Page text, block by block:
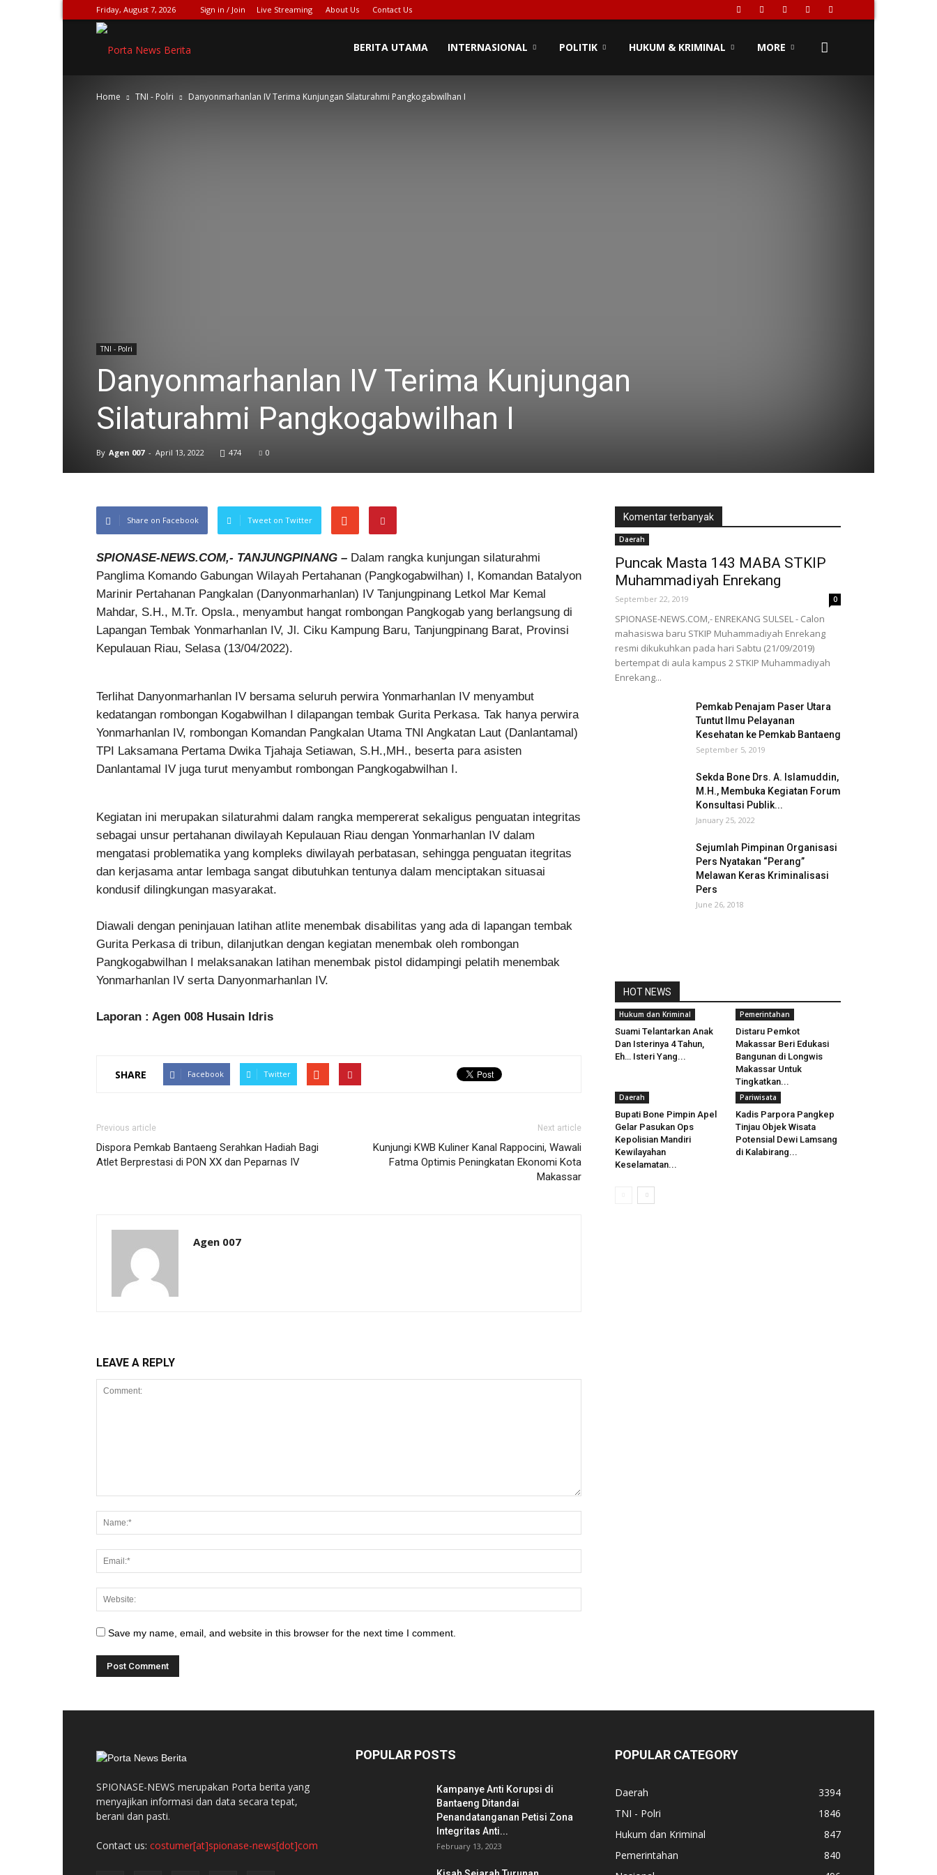
Friday, August 7, 2026 Sign in / Join Live Streaming About Us Contact Us
NEWS[DOT]COM
BERITA UTAMA INTERNASIONAL POLITIK HUKUM & KRIMINAL MORE
Home TNI - Polri Danyonmarhanlan IV Terima Kunjungan Silaturahmi Pangkogabwilhan I
TNI - Polri
Danyonmarhanlan IV Terima Kunjungan
Silaturahmi Pangkogabwilhan I
By Agen 007 - April 13, 2022 474 0
Share on Facebook Tweet on Twitter
SPIONASE-NEWS.COM,- TANJUNGPINANG – Dalam rangka kunjungan silaturahmi
Panglima Komando Gabungan Wilayah Pertahanan (Pangkogabwilhan) I, Komandan Batalyon
Marinir Pertahanan Pangkalan (Danyonmarhanlan) IV Tanjungpinang Letkol Mar Kemal
Mahdar, S.H., M.Tr. Opsla., menyambut hangat rombongan Pangkogab yang berlangsung di
Lapangan Tembak Yonmarhanlan IV, Jl. Ciku Kampung Baru, Tanjungpinang Barat, Provinsi
Kepulauan Riau, Selasa (13/04/2022).
Terlihat Danyonmarhanlan IV bersama seluruh perwira Yonmarhanlan IV menyambut
kedatangan rombongan Kogabwilhan I dilapangan tembak Gurita Perkasa. Tak hanya perwira
Yonmarhanlan IV, rombongan Komandan Pangkalan Utama TNI Angkatan Laut (Danlantamal)
TPI Laksamana Pertama Dwika Tjahaja Setiawan, S.H.,MH., beserta para asisten
Danlantamal IV juga turut menyambut rombongan Pangkogabwilhan I.
Kegiatan ini merupakan silaturahmi dalam rangka mempererat sekaligus penguatan integritas
sebagai unsur pertahanan diwilayah Kepulauan Riau dengan Yonmarhanlan IV dalam
mengatasi problematika yang kompleks diwilayah perbatasan, sehingga penguatan itegritas
dan kerjasama antar lembaga sangat dibutuhkan tentunya dalam menciptakan situasai
kondusif dilingkungan masyarakat.
Diawali dengan peninjauan latihan atlite menembak disabilitas yang ada di lapangan tembak
Gurita Perkasa di tribun, dilanjutkan dengan kegiatan menembak oleh rombongan
Pangkogabwilhan I melaksanakan latihan menembak pistol didampingi pelatih menembak
Yonmarhanlan IV serta Danyonmarhanlan IV.
Laporan : Agen 008 Husain Idris
SHARE Facebook Twitter
Previous article
Dispora Pemkab Bantaeng Serahkan Hadiah Bagi
Atlet Berprestasi di PON XX dan Peparnas IV
Next article
Kunjungi KWB Kuliner Kanal Rappocini, Wawali
Fatma Optimis Peningkatan Ekonomi Kota
Makassar
Agen 007
LEAVE A REPLY
Save my name, email, and website in this browser for the next time I comment.
Komentar terbanyak
Daerah
Puncak Masta 143 MABA STKIP
Muhammadiyah Enrekang
September 22, 2019 0
SPIONASE-NEWS.COM,- ENREKANG SULSEL - Calon
mahasiswa baru STKIP Muhammadiyah Enrekang
resmi dikukuhkan pada hari Sabtu (21/09/2019)
bertempat di aula kampus 2 STKIP Muhammadiyah
Enrekang...
Pemkab Penajam Paser Utara
Tuntut Ilmu Pelayanan
Kesehatan ke Pemkab Bantaeng
September 5, 2019
Sekda Bone Drs. A. Islamuddin,
M.H., Membuka Kegiatan Forum
Konsultasi Publik...
January 25, 2022
Sejumlah Pimpinan Organisasi
Pers Nyatakan “Perang”
Melawan Keras Kriminalisasi
Pers
June 26, 2018
HOT NEWS
Hukum dan Kriminal
Suami Telantarkan Anak
Dan Isterinya 4 Tahun,
Eh… Isteri Yang...
Pemerintahan
Distaru Pemkot
Makassar Beri Edukasi
Bangunan di Longwis
Makassar Untuk
Tingkatkan...
Daerah
Bupati Bone Pimpin Apel
Gelar Pasukan Ops
Kepolisian Mandiri
Kewilayahan
Keselamatan...
Pariwisata
Kadis Parpora Pangkep
Tinjau Objek Wisata
Potensial Dewi Lamsang
di Kalabirang...
SPIONASE-NEWS merupakan Porta berita yang
menyajikan informasi dan data secara tepat,
berani dan pasti.
Contact us: costumer[at]spionase-news[dot]com
POPULAR POSTS
Kampanye Anti Korupsi di
Bantaeng Ditandai
Penandatanganan Petisi Zona
Integritas Anti...
February 13, 2023
POPULAR CATEGORY
Daerah
3394
TNI - Polri
1846
Hukum dan Kriminal
847
Pemerintahan
840